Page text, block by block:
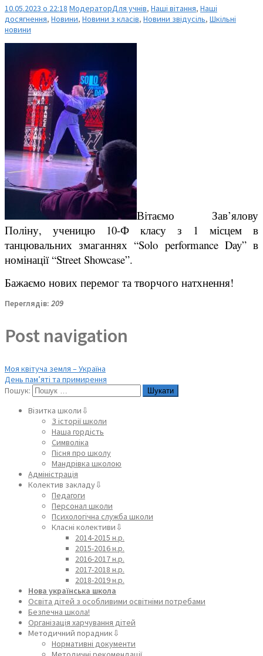
10.05.2023 о 22:18 МодераторДля учнів, Наші вітання, Наші
досягнення, Новини, Новини з класів, Новини звідусіль, Шкільні
новини
Вітаємо Зав’ялову
Поліну, ученицю 10-Ф класу з 1 місцем в
танцювальних змаганнях “Solo performance Day” в
номінації “Street Showcase”.
Бажаємо нових перемог та творчого натхнення!
Переглядів: 209
Post navigation
Моя квітуча земля – Україна
День пам’яті та примирення
Пошук:
Візитка школи⇩
З історії школи
Наша гордість
Символіка
Пісня про школу
Мандрівка школою
Адміністрація
Колектив закладу⇩
Педагоги
Персонал школи
Психологічна служба школи
Класні колективи⇩
2014-2015 н.р.
2015-2016 н.р.
2016-2017 н.р.
2017-2018 н.р.
2018-2019 н.р.
Нова українська школа
Освіта дітей з особливими освітніми потребами
Безпечна школа!
Організація харчування дітей
Методичний порадник⇩
Нормативні документи